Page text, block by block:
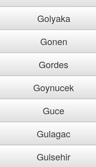
Golyaka
Gonen
Gordes
Goynucek
Guce
Gulagac
Gulsehir